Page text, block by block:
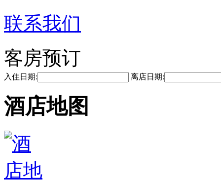
联系我们
客房预订
入住日期: 离店日期:
酒店地图